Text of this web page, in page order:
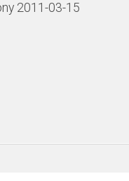
2011-03-15